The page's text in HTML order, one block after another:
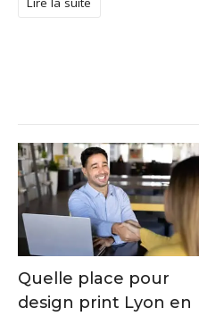
Quelle place pour
design print Lyon en